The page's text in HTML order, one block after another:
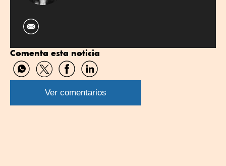
Comenta esta noticia
Compartir
por
WhatsApp
Compartir
por
Twitter
Compartir
por
Facebook
Compartir
por
Linkedin
Ver comentarios